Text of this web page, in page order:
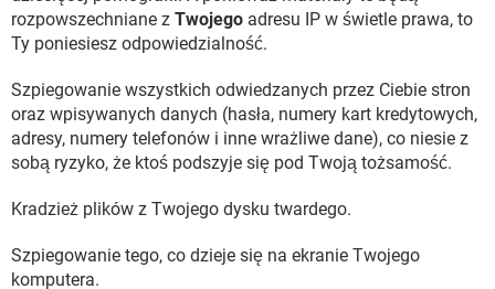
rozpowszechniane z Twojego adresu IP w świetle prawa, to
Ty poniesiesz odpowiedzialność.
Szpiegowanie wszystkich odwiedzanych przez Ciebie stron
oraz wpisywanych danych (hasła, numery kart kredytowych,
adresy, numery telefonów i inne wrażliwe dane), co niesie z
sobą ryzyko, że ktoś podszyje się pod Twoją tożsamość.
Kradzież plików z Twojego dysku twardego.
Szpiegowanie tego, co dzieje się na ekranie Twojego
komputera.